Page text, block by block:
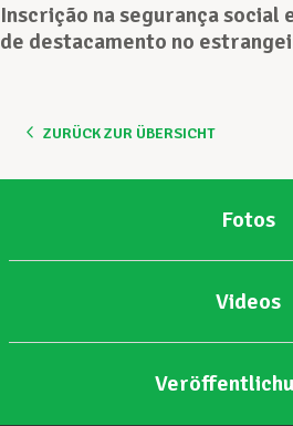
Unterstützung im
Inscrição na segurança social
de destacamento no
ZURÜCK ZUR ÜBERSICHT
Fotos
Videos